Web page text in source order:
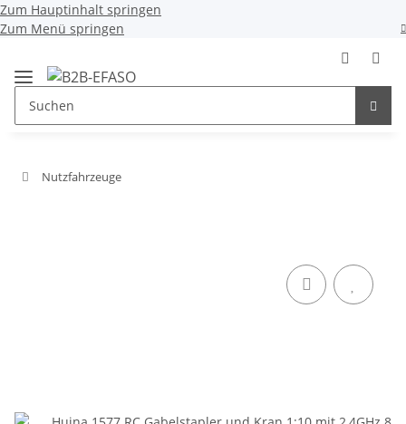
Zum Hauptinhalt springen
Zum Menü springen
Nutzfahrzeuge